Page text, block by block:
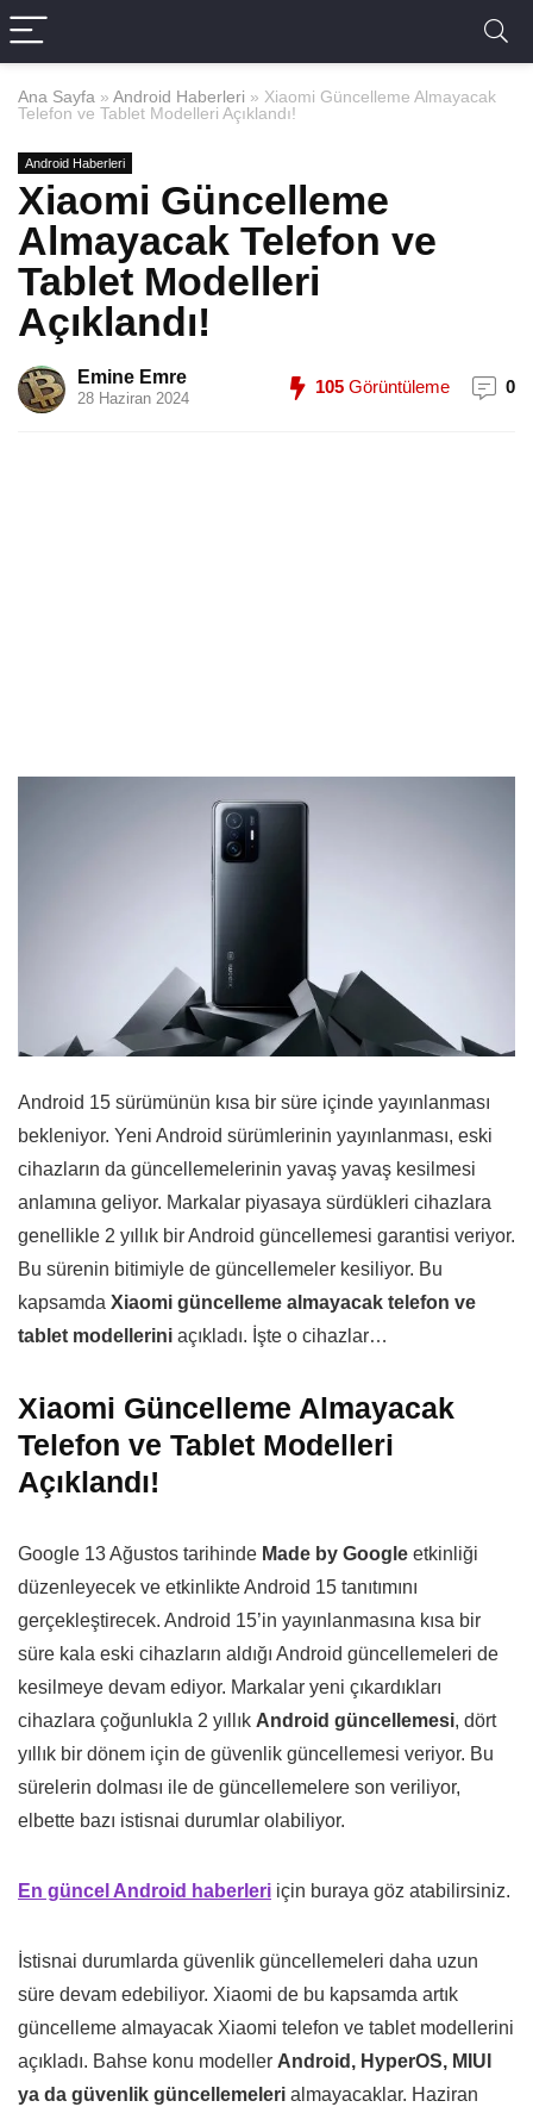
Ana Sayfa » Android Haberleri » Xiaomi Güncelleme Almayacak
Telefon ve Tablet Modelleri Açıklandı!
Android Haberleri
Xiaomi Güncelleme
Almayacak Telefon ve
Tablet Modelleri
Açıklandı!
Emine Emre
28 Haziran 2024
105 Görüntüleme 0
Android 15 sürümünün kısa bir süre içinde yayınlanması
bekleniyor. Yeni Android sürümlerinin yayınlanması, eski
cihazların da güncellemelerinin yavaş yavaş kesilmesi
anlamına geliyor. Markalar piyasaya sürdükleri cihazlara
genellikle 2 yıllık bir Android güncellemesi garantisi veriyor.
Bu sürenin bitimiyle de güncellemeler kesiliyor. Bu
kapsamda Xiaomi güncelleme almayacak telefon ve
tablet modellerini açıkladı. İşte o cihazlar…
Xiaomi Güncelleme Almayacak
Telefon ve Tablet Modelleri
Açıklandı!
Google 13 Ağustos tarihinde Made by Google etkinliği
düzenleyecek ve etkinlikte Android 15 tanıtımını
gerçekleştirecek. Android 15’in yayınlanmasına kısa bir
süre kala eski cihazların aldığı Android güncellemeleri de
kesilmeye devam ediyor. Markalar yeni çıkardıkları
cihazlara çoğunlukla 2 yıllık Android güncellemesi, dört
yıllık bir dönem için de güvenlik güncellemesi veriyor. Bu
sürelerin dolması ile de güncellemelere son veriliyor,
elbette bazı istisnai durumlar olabiliyor.
En güncel Android haberleri için buraya göz atabilirsiniz.
İstisnai durumlarda güvenlik güncellemeleri daha uzun
süre devam edebiliyor. Xiaomi de bu kapsamda artık
güncelleme almayacak Xiaomi telefon ve tablet modellerini
açıkladı. Bahse konu modeller Android, HyperOS, MIUI
ya da güvenlik güncellemeleri almayacaklar. Haziran